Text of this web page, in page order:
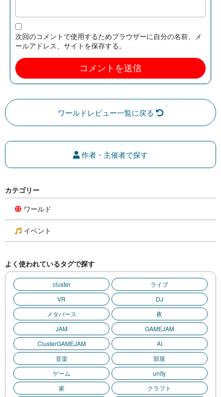
次回のコメントで使用するためブラウザーに自分の名前、メ
ールアドレス、サイトを保存する。
ワールドレビュー一覧に戻る
作者・主催者で探す
カテゴリー
ワールド
イベント
よく使われているタグで探す
cluster
ライブ
VR
DJ
メタバース
夜
JAM
GAMEJAM
ClusterGAMEJAM
AI
音楽
部屋
ゲーム
unity
家
クラフト